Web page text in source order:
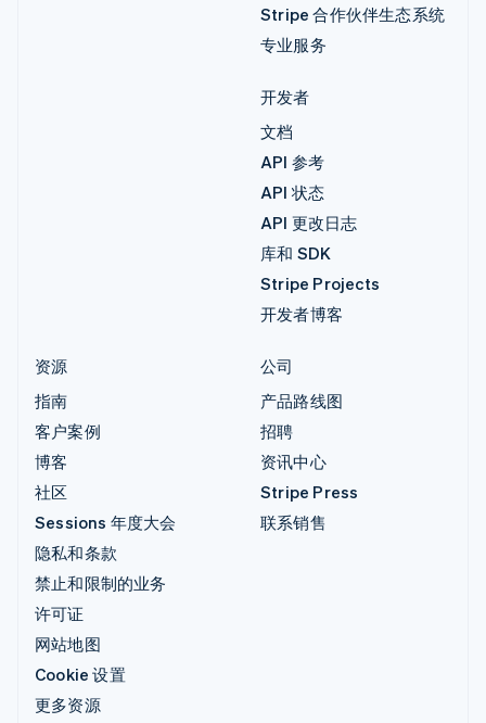
Stripe 合作伙伴生态系统
专业服务
开发者
文档
API 参考
API 状态
API 更改日志
库和 SDK
Stripe Projects
开发者博客
资源
指南
客户案例
博客
社区
Sessions 年度大会
隐私和条款
禁止和限制的业务
许可证
网站地图
Cookie 设置
更多资源
公司
产品路线图
招聘
资讯中心
Stripe Press
联系销售